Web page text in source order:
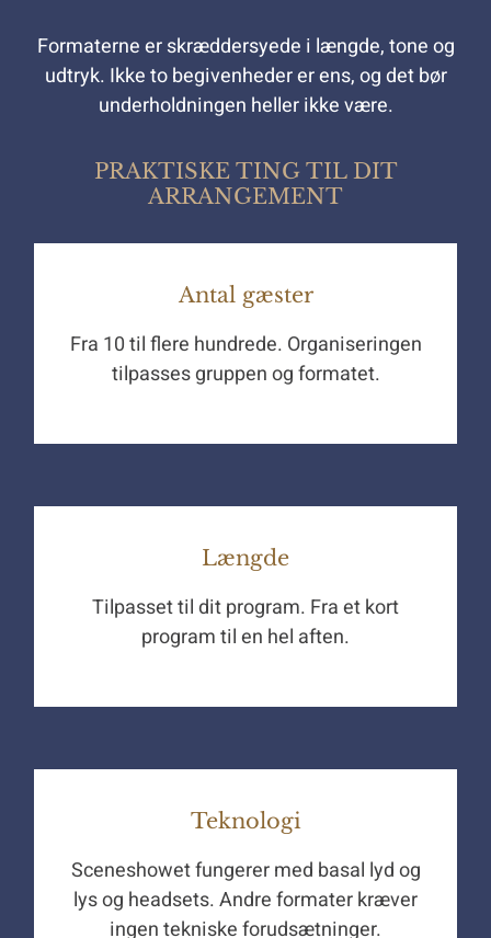
Formaterne er skræddersyede i længde, tone og
udtryk. Ikke to begivenheder er ens, og det bør
underholdningen heller ikke være.
PRAKTISKE TING TIL DIT
ARRANGEMENT
Antal gæster
Fra 10 til flere hundrede. Organiseringen
tilpasses gruppen og formatet.
Længde
Tilpasset til dit program. Fra et kort
program til en hel aften.
Teknologi
Sceneshowet fungerer med basal lyd og
lys og headsets. Andre formater kræver
ingen tekniske forudsætninger.